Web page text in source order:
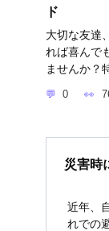
ド
大切な友達
れば喜んで
ませんか？
0
災害時
近年、
れでの